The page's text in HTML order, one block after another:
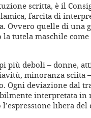
scritta, è il
farcita di
Ovvero quelle di
tutela maschile
più deboli – donne,
minoranza sciita
Ogni deviazione dal
interpretata
libera del